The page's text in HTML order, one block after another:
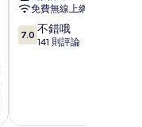
南
市
中
免費無線上網
7.0
分，
7.0 不錯哦
141 則評論